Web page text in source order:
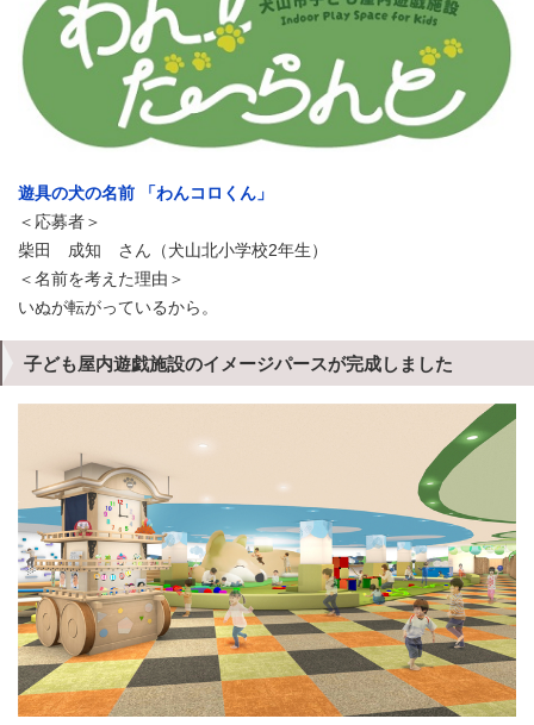
遊具の犬の名前 「わんコロくん」
＜応募者＞
柴田 成知 さん（犬山北小学校2年生）
＜名前を考えた理由＞
いぬが転がっているから。
子ども屋内遊戯施設のイメージパースが完成しました